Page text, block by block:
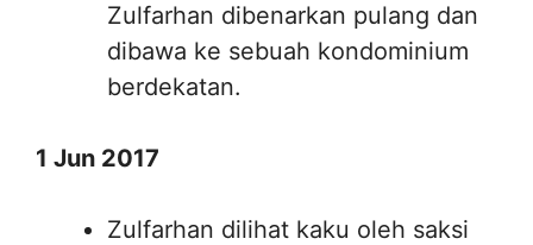
Zulfarhan dibenarkan pulang dan
dibawa ke sebuah kondominium
berdekatan.
1 Jun 2017
Zulfarhan dilihat kaku oleh saksi